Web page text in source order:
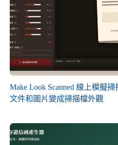
Make Look Scanned 線上模擬
文件和圖片變成掃描檔外觀